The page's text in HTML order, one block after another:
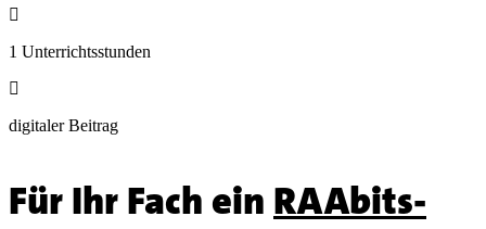

1 Unterrichtsstunden

digitaler Beitrag
Für Ihr Fach ein RAAbits-